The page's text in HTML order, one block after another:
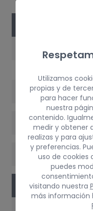
VERSIÓN DEL
POTENCIA
VERSIÓN
CAMBIO
PIEZAS
Utilizamos
propias y de
para hacer
nuestra
contenido.
medir y obtener
realizas y para
y preferencias.
uso de cookies
puedes
visitando nuestra
más información